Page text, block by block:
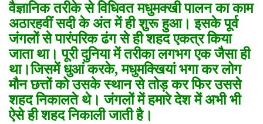
वैज्ञानिक तरीके से विधिवत मधुमक्खी पालन का काम
अठारहवीं सदी के अंत में ही शुरू हुआ। इसके पूर्व
जंगलों से पारंपरिक ढंग से ही शहद एकत्र किया
जाता था। पूरी दुनिया में तरीका लगभग एक जैसा ही
था।जिसमें धुआं करके, मधुमक्खियां भगा कर लोग
मौन छत्तों को उसके स्थान से तोड़ कर फिर उससे
शहद निकालते थे। जंगलों में हमारे देश में अभी भी
ऐसे ही शहद निकाली जाती है।